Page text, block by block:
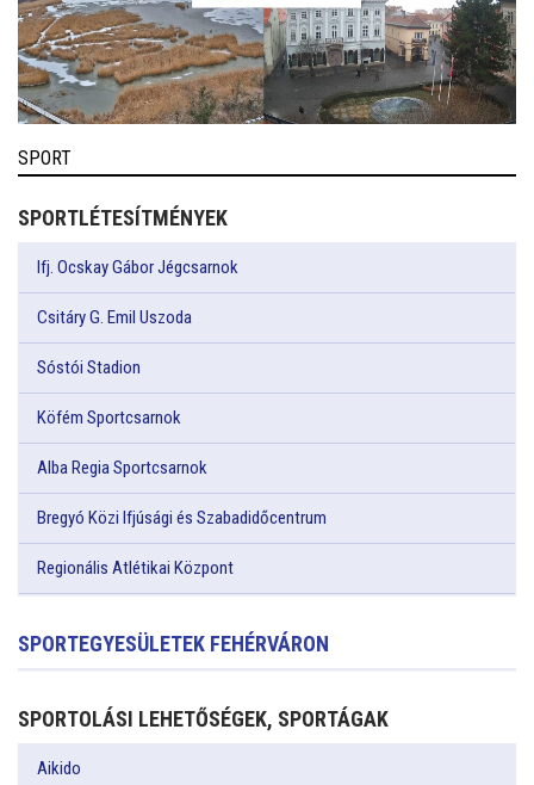
SPORT
SPORTLÉTESÍTMÉNYEK
Ifj. Ocskay Gábor Jégcsarnok
Csitáry G. Emil Uszoda
Sóstói Stadion
Köfém Sportcsarnok
Alba Regia Sportcsarnok
Bregyó Közi Ifjúsági és Szabadidőcentrum
Regionális Atlétikai Központ
SPORTEGYESÜLETEK FEHÉRVÁRON
SPORTOLÁSI LEHETŐSÉGEK, SPORTÁGAK
Aikido